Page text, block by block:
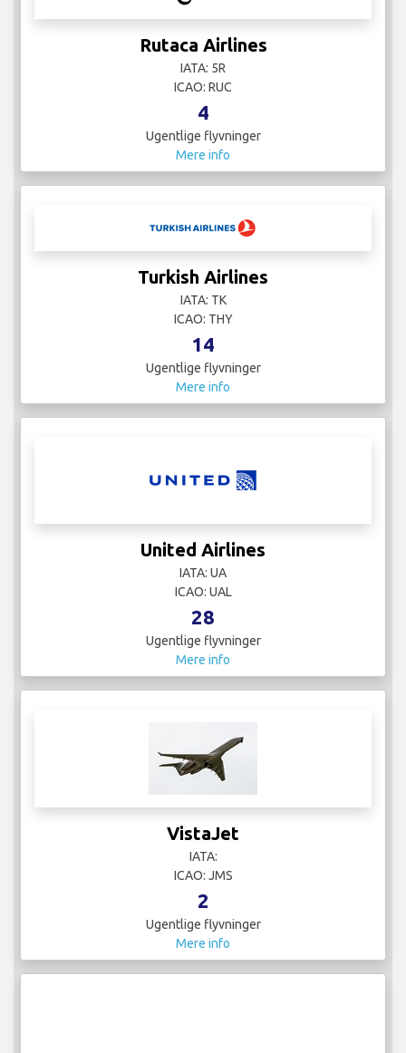
Rutaca Airlines
IATA: 5R
ICAO: RUC
4
Ugentlige flyvninger
Mere info
Turkish Airlines
IATA: TK
ICAO: THY
14
Ugentlige flyvninger
Mere info
United Airlines
IATA: UA
ICAO: UAL
28
Ugentlige flyvninger
Mere info
VistaJet
IATA:
ICAO: JMS
2
Ugentlige flyvninger
Mere info